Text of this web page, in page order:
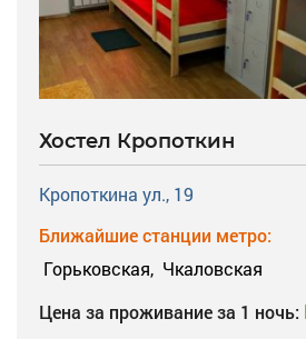
Хостел Кропоткин
Кропоткина ул., 19
Ближайшие станции метро:
Горьковская, Чкаловская
Цена за проживание за 1 ночь: